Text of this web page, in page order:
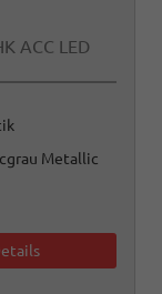
ACC LED
Metallic